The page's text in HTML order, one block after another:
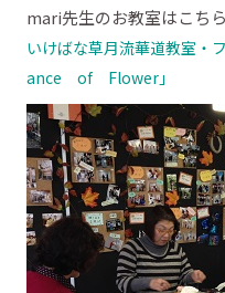
mari先生のお教室はこちら
いけばな草月流華道教室・
ance of Flower」